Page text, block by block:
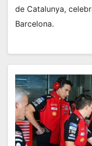
de Catalunya,
Barcelona.